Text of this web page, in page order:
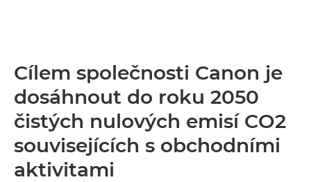
Cílem společnosti Canon je
dosáhnout do roku 2050
čistých nulových emisí CO2
souvisejících s obchodními
aktivitami